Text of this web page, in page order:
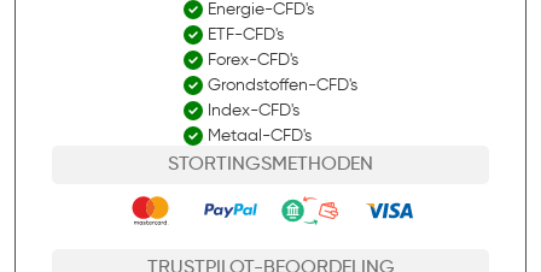
Energie-CFD's
ETF-CFD's
Forex-CFD's
Grondstoffen-CFD's
Index-CFD's
Metaal-CFD's
STORTINGSMETHODEN